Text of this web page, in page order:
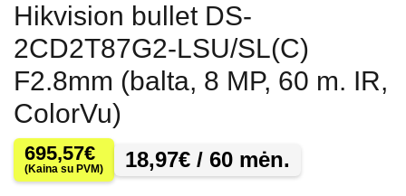
Hikvision bullet DS-
2CD2T87G2-LSU/SL(C)
F2.8mm (balta, 8 MP, 60 m. IR,
ColorVu)
695,57€
(Kaina su PVM) 18,97€ / 60 mėn.